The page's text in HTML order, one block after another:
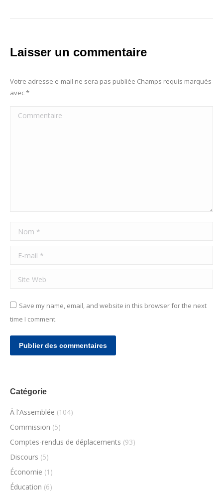
Laisser un commentaire
Votre adresse e-mail ne sera pas publiée Champs requis marqués
avec*
Commentaire
Nom *
E-mail *
Site Web
Save my name, email, and website in this browser for the next
time I comment.
Publier des commentaires
Catégorie
À l'Assemblée (104)
Commission (5)
Comptes-rendus de déplacements (93)
Discours (5)
Économie (1)
Éducation (6)